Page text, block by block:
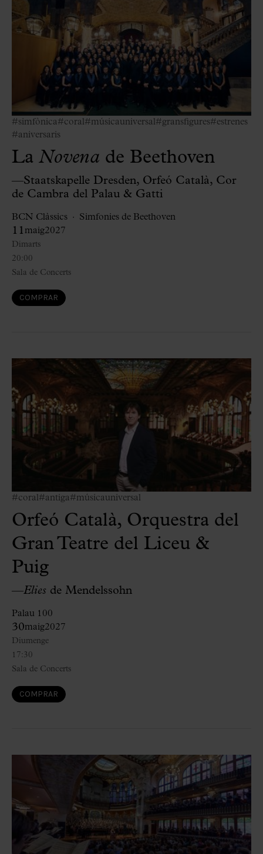
#simfònica#coral #músicauniversal #gransfigures#estrenes
#aniversaris
La Novena de Beethoven
—Staatskapelle Dresden, Orfeó Català, Cor
de Cambra del Palau & Gatti
BCN Clàssics Simfonies de Beethoven
11maig2027
20:00
Dimarts
Sala de Concerts
COMPRAR
#coral #antiga#músicauniversal
Orfeó Català, Orquestra del
Gran Teatre del Liceu &
Puig
—Elies de Mendelssohn
Palau 100
30maig2027
17:30
Diumenge
Sala de Concerts
COMPRAR